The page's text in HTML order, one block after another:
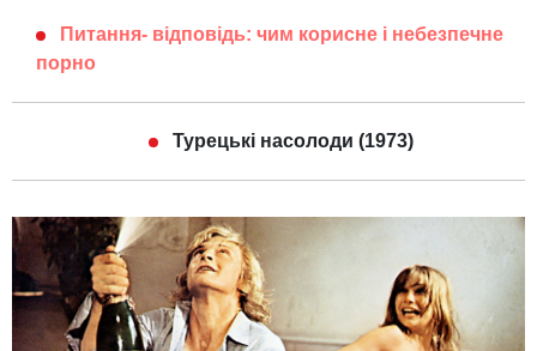
Питання- відповідь: чим корисне і небезпечне
порно
Турецькі насолоди (1973)